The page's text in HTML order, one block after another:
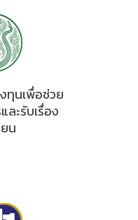
ทุนเพื่อช่วย
ละรับเรื่อง
น